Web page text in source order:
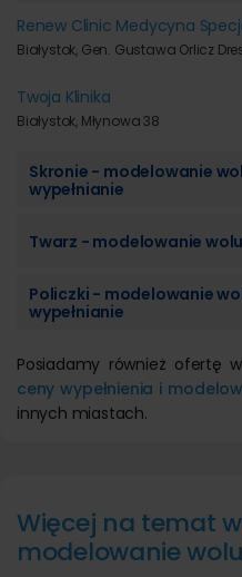
Renew Clinic Medycyna
Białystok, Gen. Gustawa Orlicz
Twoja Klinika
Białystok, Młynowa 38
Skronie - modelowanie
wypełnianie
Twarz - modelowanie
Policzki - modelowanie
wypełnianie
Posiadamy również ofertę
ceny wypełnienia i
innych miastach.
Więcej na temat
modelowanie